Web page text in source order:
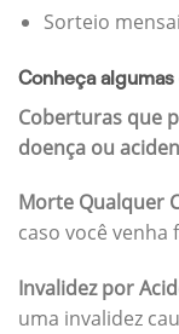
Sorteio
Conheça
Coberturas que
doença ou
Morte Qualquer
caso você venha
Invalidez por
uma invalidez